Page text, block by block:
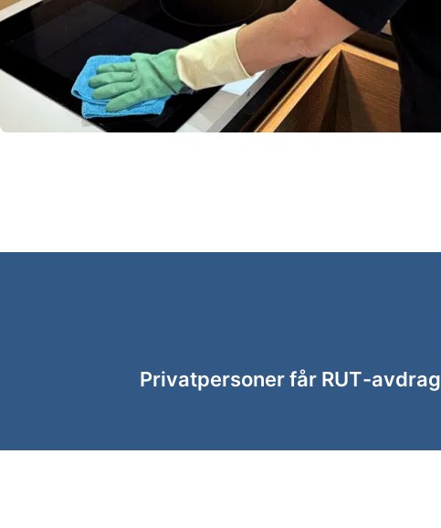
Privatpersoner får RUT-